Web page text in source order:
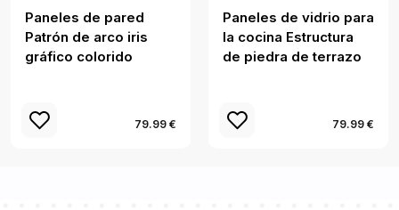
Paneles de pared
Patrón de arco iris
gráfico colorido
79.99 €
Paneles de vidrio para
la cocina Estructura
de piedra de terrazo
79.99 €